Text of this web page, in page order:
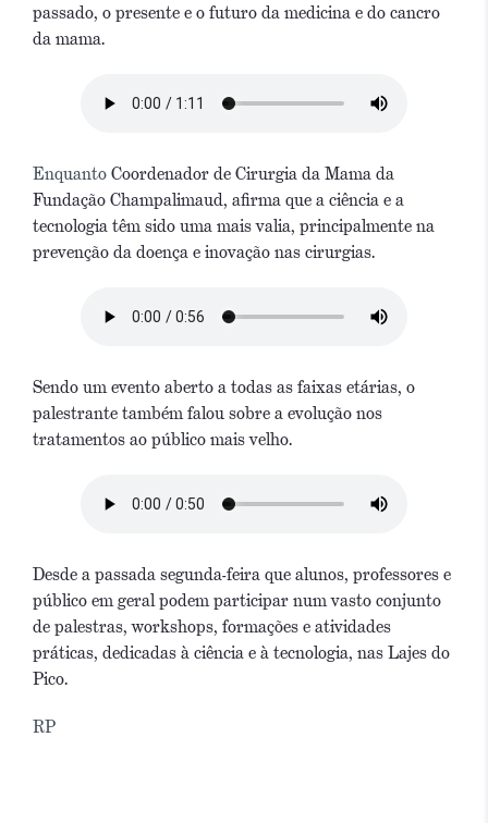
passado, o presente e o futuro da medicina e do cancro
da mama.
EnquantoCoordenador de Cirurgia da Mama da
Fundação Champalimaud, afirma que a ciência e a
tecnologia têm sido uma mais valia, principalmente na
prevenção da doença e inovação nas cirurgias.
Sendo um evento aberto a todas as faixas etárias, o
palestrante também falou sobre a evolução nos
tratamentos ao público mais velho.
Desde a passada segunda-feira que alunos, professores e
público em geral podem participar num vasto conjunto
de palestras, workshops, formações e atividades
práticas, dedicadas à ciência e à tecnologia, nas Lajes do
Pico.
RP